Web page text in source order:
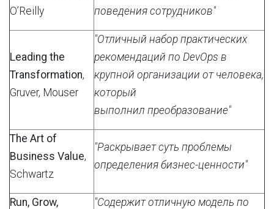
O’Reilly
поведения сотрудников"
Leading the
Transformation,
Gruver, Mouser
"Отличный набор практических
рекомендаций по DevOps в
крупной организации от человека,
который
выполнил преобразование"
The Art of
Business Value,
Schwartz
"Раскрывает суть проблемы
определения бизнес-ценности"
Run, Grow,
"Содержит отличную модель по